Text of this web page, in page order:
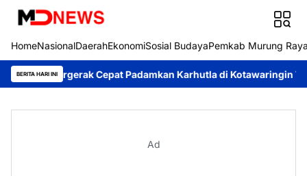
HomeNasionalDaerahEkonomiSosial BudayaPemkab Murung
BERITA HARI INI
Cepat Padamkan Karhutla di Kotawaringin Timur Pemkab
Ad